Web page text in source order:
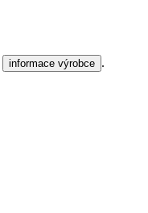
informace výrobce .